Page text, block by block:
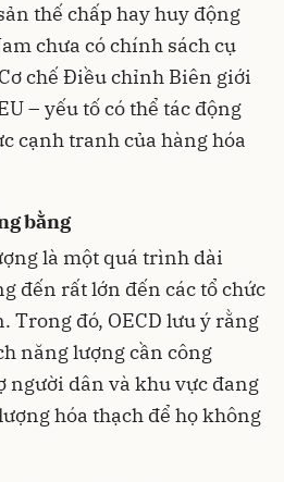
thế chấp hay huy động
chưa có chính sách cụ
chế Điều chỉnh Biên giới
– yếu tố có thể tác động
cạnh tranh của hàng hóa
bằng
là một quá trình dài
đến rất lớn đến các tổ chức
Trong đó, OECD lưu ý rằng
năng lượng cần công
người dân và khu vực đang
hóa thạch để họ không